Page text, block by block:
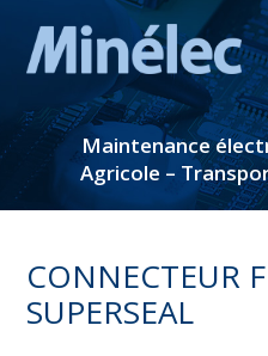
Maintenance
Agricole –
CONNECTEUR
SUPERSEAL